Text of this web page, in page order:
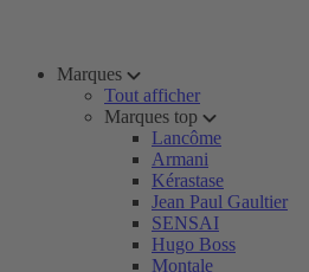
Marques
Tout afficher
Marques top
Lancôme
Armani
Kérastase
Jean Paul Gaultier
SENSAI
Hugo Boss
Montale